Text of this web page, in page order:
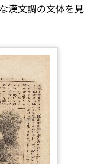
漢文調の文体を見